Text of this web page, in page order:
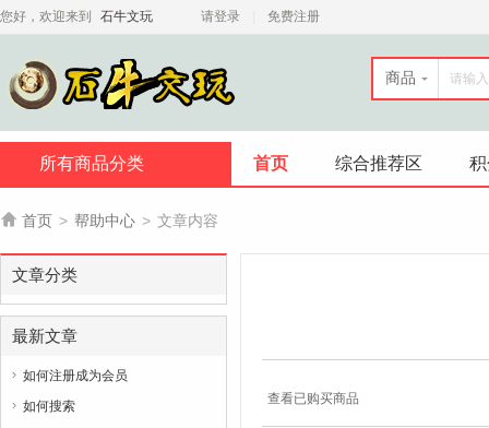
您好，欢迎来到 石牛文玩 请登录 免费注册
商品
所有商品分类 首页 综合推荐区
 首页 > 帮助中心 > 文章内容
文章分类
最新文章
 如何注册成为会员
 如何搜索 查看已购买商品